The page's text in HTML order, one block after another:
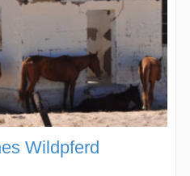
Wildpferd